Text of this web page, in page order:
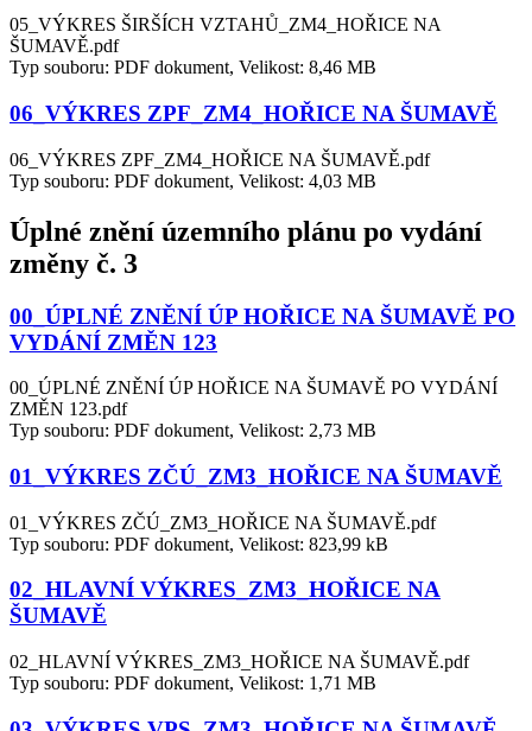
05_VÝKRES ŠIRŠÍCH VZTAHŮ_ZM4_HOŘICE NA
ŠUMAVĚ.pdf
Typ souboru: PDF dokument, Velikost: 8,46 MB
06_VÝKRES ZPF_ZM4_HOŘICE NA ŠUMAVĚ
06_VÝKRES ZPF_ZM4_HOŘICE NA ŠUMAVĚ.pdf
Typ souboru: PDF dokument, Velikost: 4,03 MB
Úplné znění územního plánu po vydání
změny č. 3
00_ÚPLNÉ ZNĚNÍ ÚP HOŘICE NA ŠUMAVĚ PO
VYDÁNÍ ZMĚN 123
00_ÚPLNÉ ZNĚNÍ ÚP HOŘICE NA ŠUMAVĚ PO VYDÁNÍ
ZMĚN 123.pdf
Typ souboru: PDF dokument, Velikost: 2,73 MB
01_VÝKRES ZČÚ_ZM3_HOŘICE NA ŠUMAVĚ
01_VÝKRES ZČÚ_ZM3_HOŘICE NA ŠUMAVĚ.pdf
Typ souboru: PDF dokument, Velikost: 823,99 kB
02_HLAVNÍ VÝKRES_ZM3_HOŘICE NA
ŠUMAVĚ
02_HLAVNÍ VÝKRES_ZM3_HOŘICE NA ŠUMAVĚ.pdf
Typ souboru: PDF dokument, Velikost: 1,71 MB